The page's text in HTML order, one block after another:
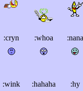
:cryn :whoa :nana
:wink :hahaha :hy